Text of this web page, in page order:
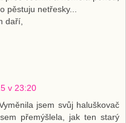
pěstuju netřesky...
daří,
v 23:20
jsem svůj haluškovač
přemýšlela, jak ten starý